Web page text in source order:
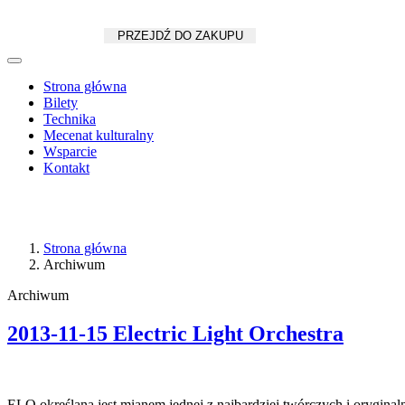
PRZEJDŹ DO ZAKUPU
Strona główna
Bilety
Technika
Mecenat kulturalny
Wsparcie
Kontakt
Strona główna
Archiwum
Archiwum
2013-11-15 Electric Light Orchestra